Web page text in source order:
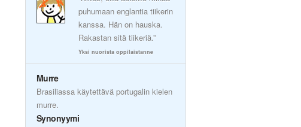
puhumaan englantia tiikerin
kanssa. Hän on hauska.
Rakastan sitä tiikeriä.”
Yksi nuorista oppilaistanne
Murre
Brasiliassa käytettävä portugalin kielen
murre.
Synonyymi